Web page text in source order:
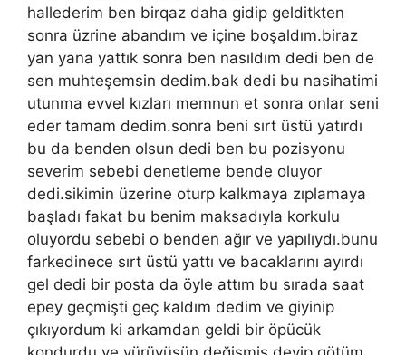
hallederim ben birqaz daha gidip gelditkten
sonra üzrine abandım ve içine boşaldım.biraz
yan yana yattık sonra ben nasıldım dedi ben de
sen muhteşemsin dedim.bak dedi bu nasihatimi
utunma evvel kızları memnun et sonra onlar seni
eder tamam dedim.sonra beni sırt üstü yatırdı
bu da benden olsun dedi ben bu pozisyonu
severim sebebi denetleme bende oluyor
dedi.sikimin üzerine oturp kalkmaya zıplamaya
başladı fakat bu benim maksadıyla korkulu
oluyordu sebebi o benden ağır ve yapılıydı.bunu
farkedinece sırt üstü yattı ve bacaklarını ayırdı
gel dedi bir posta da öyle attım bu sırada saat
epey geçmişti geç kaldım dedim ve giyinip
çıkıyordum ki arkamdan geldi bir öpücük